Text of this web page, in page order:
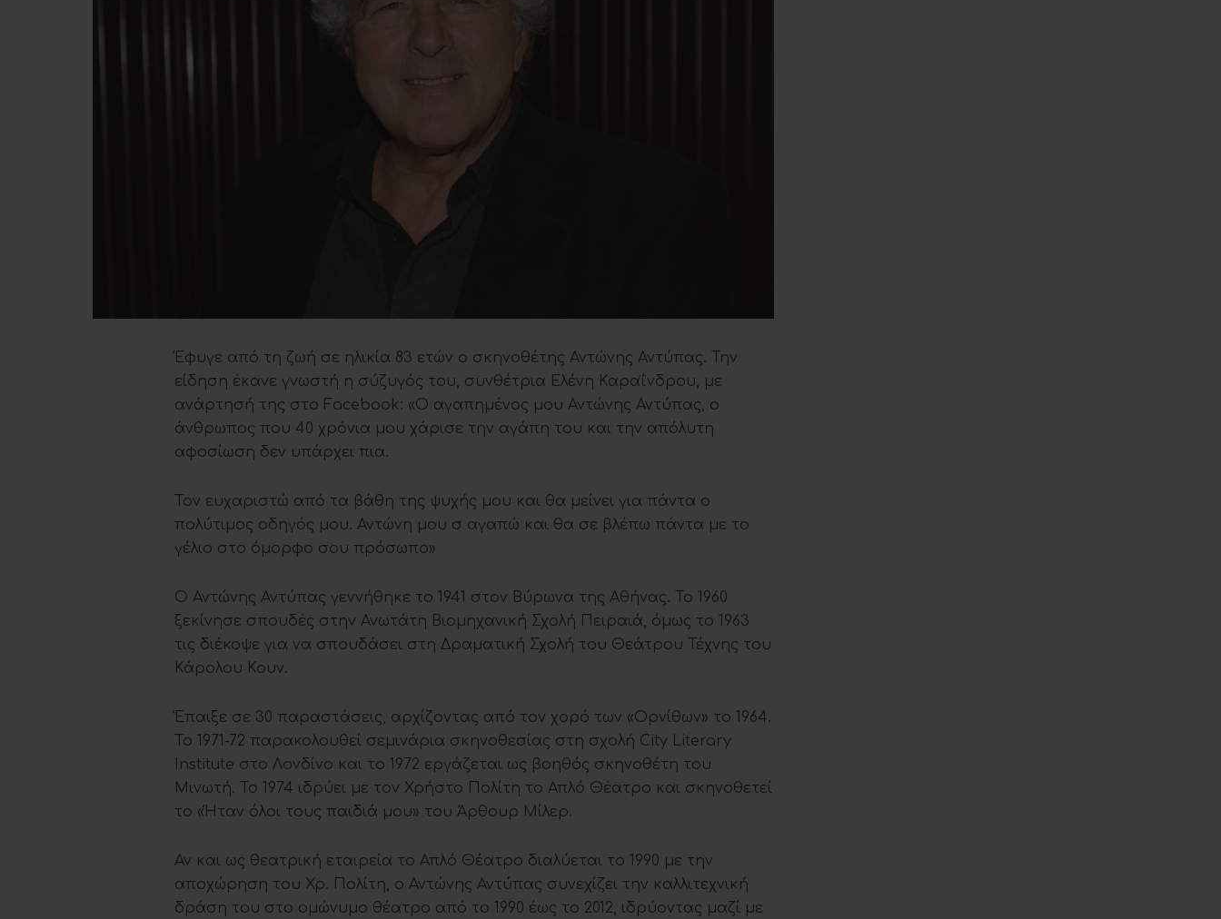
Έφυγε από τη ζωή σε ηλικία 83 ετών ο σκηνοθέτης Αντώνης Αντύπας. Την
είδηση έκανε γνωστή η σύζυγός του, συνθέτρια Ελένη Καραΐνδρου, με
ανάρτησή της στο Facebook: «Ο αγαπημένος μου Αντώνης Αντύπας, ο
άνθρωπος που 40 χρόνια μου χάρισε την αγάπη του και την απόλυτη
αφοσίωση δεν υπάρχει πια.
Τον ευχαριστώ από τα βάθη της ψυχής μου και θα μείνει για πάντα ο
πολύτιμος οδηγός μου. Αντώνη μου σ αγαπώ και θα σε βλέπω πάντα με το
γέλιο στο όμορφο σου πρόσωπο»
Ο Αντώνης Αντύπας γεννήθηκε το 1941 στον Βύρωνα της Αθήνας. Το 1960
ξεκίνησε σπουδές στην Ανωτάτη Βιομηχανική Σχολή Πειραιά, όμως το 1963
τις διέκοψε για να σπουδάσει στη Δραματική Σχολή του Θεάτρου Τέχνης του
Κάρολου Κουν.
Έπαιξε σε 30 παραστάσεις, αρχίζοντας από τον χορό των «Ορνίθων» το 1964.
Το 1971-72 παρακολουθεί σεμινάρια σκηνοθεσίας στη σχολή City Literary
Institute στο Λονδίνο και το 1972 εργάζεται ως βοηθός σκηνοθέτη του
Μινωτή. Το 1974 ιδρύει με τον Χρήστο Πολίτη το Απλό Θέατρο και σκηνοθετεί
το «Ήταν όλοι τους παιδιά μου» του Άρθουρ Μίλερ.
Αν και ως θεατρική εταιρεία το Απλό Θέατρο διαλύεται το 1990 με την
αποχώρηση του Χρ. Πολίτη, ο Αντώνης Αντύπας συνεχίζει την καλλιτεχνική
δράση του στο ομώνυμο θέατρο από το 1990 έως το 2012, ιδρύοντας μαζί με